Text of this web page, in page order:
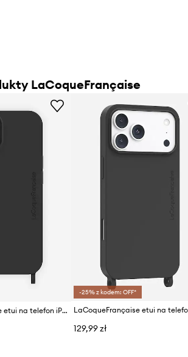
LaCoqueFrançaise
LaCoqueFrançaise etui na telefon iPhone 15
-25% z kodem: OFF*
129,99 zł